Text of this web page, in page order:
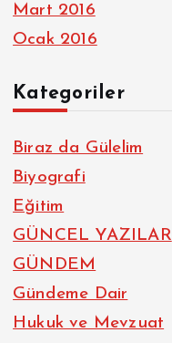
Mart 2016
Ocak 2016
Kategoriler
Biraz da Gülelim
Biyografi
Eğitim
GÜNCEL YAZILAR
GÜNDEM
Gündeme Dair
Hukuk ve Mevzuat